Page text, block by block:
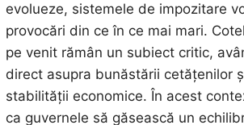
evolueze, sistemele de impozitare
provocări din ce în ce mai mari.
pe venit rămân un subiect critic,
direct asupra bunăstării cetățenilor
stabilității economice. În acest
ca guvernele să găsească un